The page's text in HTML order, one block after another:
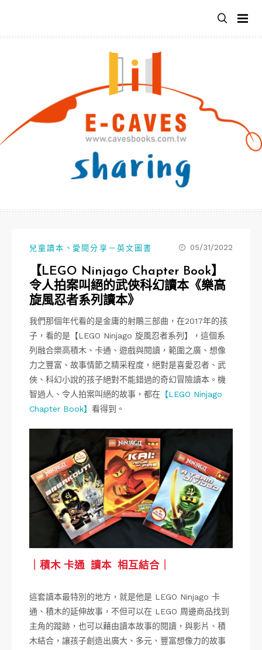
主
兒童讀本 、 愛閱分享－英文圖書 05/31/2022
【LEGO Ninjago Chapter Book】
令人拍案叫絕的武俠科幻讀本《樂高
旋風忍者系列讀本》
我們那個年代看的是金庸的射鵰三部曲，在2017年的孩
子，看的是【LEGO Ninjago 旋風忍者系列】，這個系
列融合樂高積木、卡通、遊戲與閱讀，範圍之廣、想像
力之豐富、故事情節之精采程度，絕對是喜愛忍者、武
俠、科幻小說的孩子絕對不能錯過的奇幻冒險讀本。機
智過人、令人拍案叫絕的故事，都在 【LEGO Ninjago
Chapter Book】 看得到。
｜積木 卡通 讀本 相互結合｜
這套讀本最特別的地方，就是他是 LEGO Ninjago 卡
通、積木的延伸故事，不但可以在 LEGO 周邊商品找到
主角的蹤跡，也可以藉由讀本故事的閱讀，與影片、積
木結合，讓孩子創造出廣大、多元、豐富想像力的故事